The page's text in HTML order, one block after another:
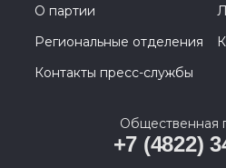
О партии
Региональные отделения
Контакты пресс-службы
Общественная
+7 (4822)